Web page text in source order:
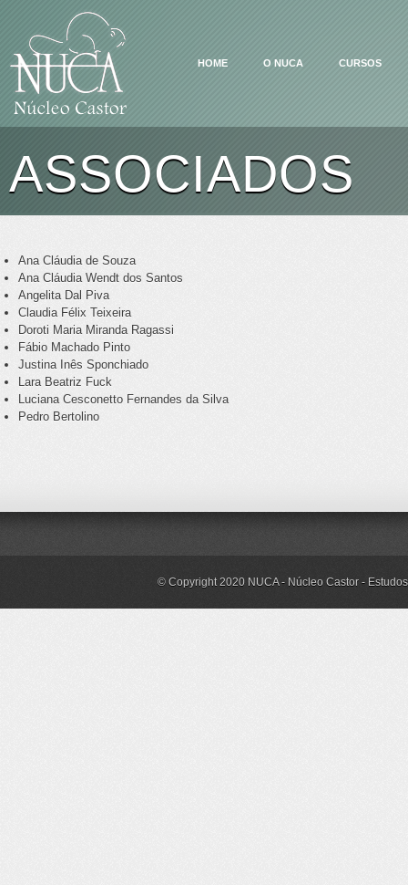
HOME O NUCA CURSOS
ASSOCIADOS
Ana Cláudia de Souza
Ana Cláudia Wendt dos Santos
Angelita Dal Piva
Claudia Félix Teixeira
Doroti Maria Miranda Ragassi
Fábio Machado Pinto
Justina Inês Sponchiado
Lara Beatriz Fuck
Luciana Cesconetto Fernandes da Silva
Pedro Bertolino
© Copyright 2020 NUCA - Núcleo Castor -